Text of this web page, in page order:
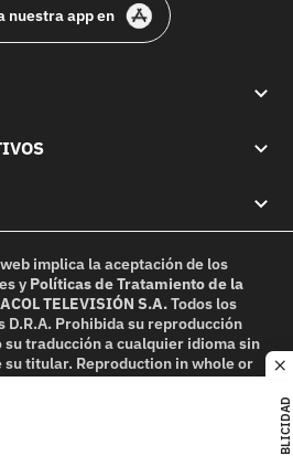
PUBLICIDAD
nuestra app en
implica la aceptación de los
y Políticas de Tratamiento de la
TELEVISIÓN S.A.Todos los
D.R.A. Prohibida su reproducción
traducción a cualquier idioma sin
titular. Reproduction in whole or